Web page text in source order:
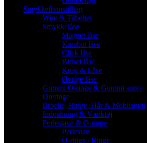
Smykkefremstilling
Wire & Tilbehør
Smykkelåse
Magnet låse
Karabin låse
Click låse
Bidsel låse
Krog & Låse
Øvrige låse
Gummi O-ringe & Gummi snøre
Øreringe
Broche, Ringe, Hår & Mobilstrop
Indpakning & Værktøj
Perlestave & O-ringe
Perlestav
O-ringe / Ringe